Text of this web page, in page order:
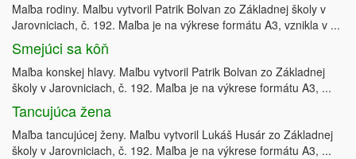
Maľba rodiny. Maľbu vytvoril Patrik Bolvan zo Základnej školy v
Jarovniciach, č. 192. Maľba je na výkrese formátu A3, vznikla v ...
Smejúci sa kôň
Maľba konskej hlavy. Maľbu vytvoril Patrik Bolvan zo Základnej
školy v Jarovniciach, č. 192. Maľba je na výkrese formátu A3, ...
Tancujúca žena
Maľba tancujúcej ženy. Maľbu vytvoril Lukáš Husár zo Základnej
školy v Jarovniciach, č. 192. Maľba je na výkrese formátu A3, ...